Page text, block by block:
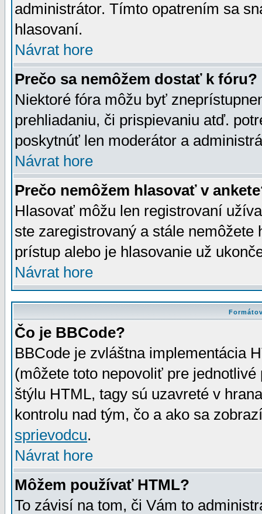
administrátor. Tímto opatrením sa
hlasovaní.
Návrat hore
Prečo sa nemôžem dostať k fóru?
Niektoré fóra môžu byť
prehliadaniu, či prispievaniu atď.
poskytnúť len moderátor a
Návrat hore
Prečo nemôžem hlasovať v
Hlasovať môžu len registrovaní
ste zaregistrovaný a stále
prístup alebo je hlasovanie už
Návrat hore
Čo je BBCode?
BBCode je zvláštna implementácia
(môžete toto nepovoliť pre
štýlu HTML, tagy sú uzavreté v
kontrolu nad tým, čo a ako sa
sprievodcu.
Návrat hore
Môžem používať HTML?
To závisí na tom, či Vám to